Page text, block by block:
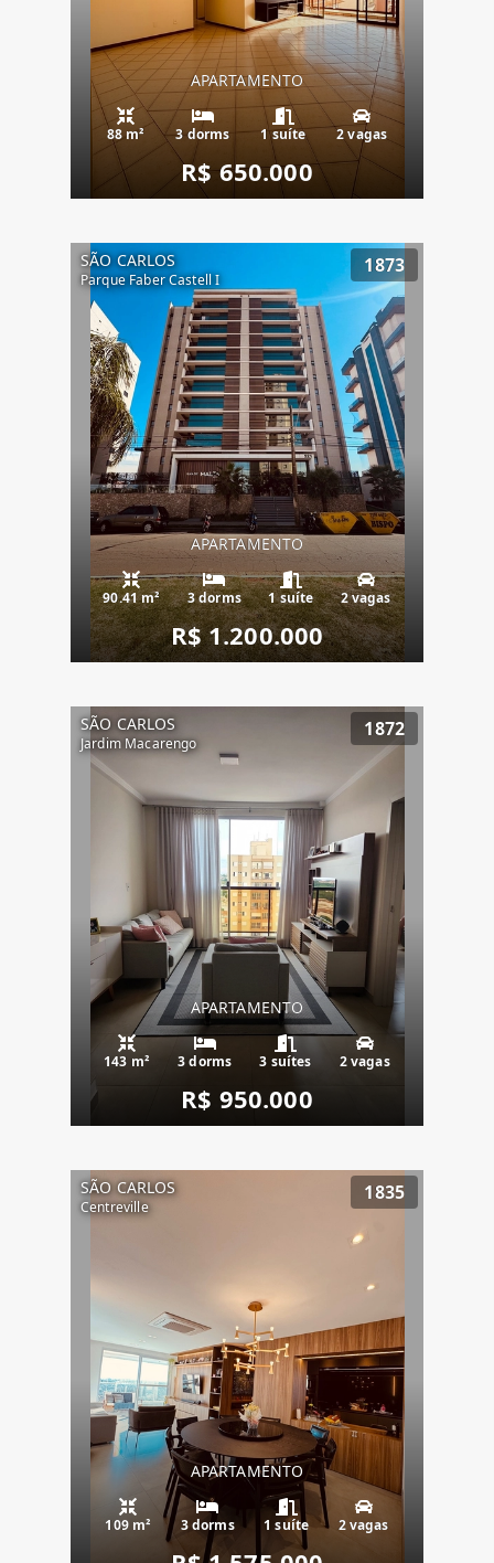
APARTAMENTO
88 m² 3 dorms 1 suíte 2 vagas
R$ 650.000
SÃO CARLOS
Parque Faber Castell I
1873
APARTAMENTO
90.41 m² 3 dorms 1 suíte 2 vagas
R$ 1.200.000
SÃO CARLOS
Jardim Macarengo
1872
APARTAMENTO
143 m² 3 dorms 3 suítes 2 vagas
R$ 950.000
SÃO CARLOS
Centreville
1835
APARTAMENTO
109 m² 3 dorms 1 suíte 2 vagas